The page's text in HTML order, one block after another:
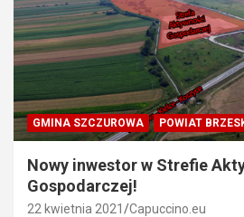
GMINA SZCZUROWA POWIAT
Nowy inwestor w Strefie
Gospodarczej!
22 kwietnia 2021 Capuccino.eu